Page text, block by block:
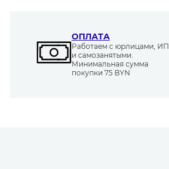
ОПЛАТА
Работаем с юрлицами, ИП
и самозанятыми.
Минимальная сумма
покупки 75 BYN